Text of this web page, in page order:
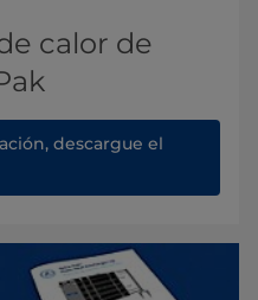
calor de
descargue el